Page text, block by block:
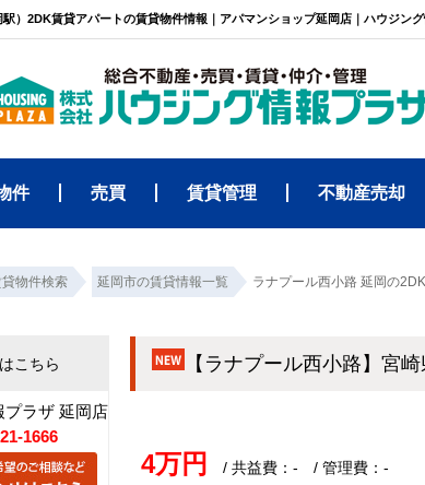
）2DK賃貸アパートの賃貸物件情報｜アパマンショップ延岡店｜ハウジン
件 売買 賃貸管理 不動産売却
物件検索 延岡市の賃貸情報一覧 ラナプール西小路 延岡の
【ラナプール西小路】宮
4万円 / 共益費：- / 管理費：-
こちら
ラザ 延岡店
1666